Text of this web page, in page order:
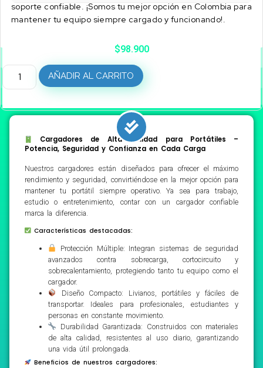
soporte confiable. ¡Somos tu mejor opción en Colombia para
mantener tu equipo siempre cargado y funcionando!.
$98.900
AÑADIR AL CARRITO
Cargadores de Alta Calidad para Portátiles –
Potencia, Seguridad y Confianza en Cada Carga
Nuestros cargadores están diseñados para ofrecer el máximo
rendimiento y seguridad, convirtiéndose en la mejor opción para
mantener tu portátil siempre operativo. Ya sea para trabajo,
estudio o entretenimiento, contar con un cargador confiable
marca la diferencia.
Características destacadas:
Protección Múltiple: Integran sistemas de seguridad
avanzados contra sobrecarga, cortocircuito y
sobrecalentamiento, protegiendo tanto tu equipo como el
cargador.
Diseño Compacto: Livianos, portátiles y fáciles de
transportar. Ideales para profesionales, estudiantes y
personas en constante movimiento.
Durabilidad Garantizada: Construidos con materiales
de alta calidad, resistentes al uso diario, garantizando
una vida útil prolongada.
Beneficios de nuestros cargadores: